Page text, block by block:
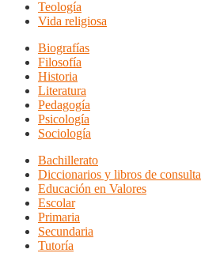
Teología
Vida religiosa
Biografías
Filosofía
Historia
Literatura
Pedagogía
Psicología
Sociología
Bachillerato
Diccionarios y libros de consulta
Educación en Valores
Escolar
Primaria
Secundaria
Tutoría